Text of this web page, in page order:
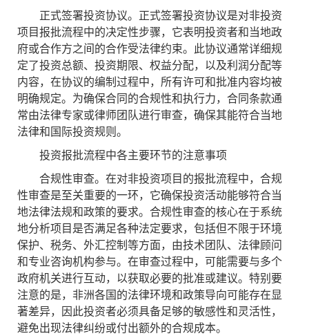
正式签署投资协议。正式签署投资协议是对非投资
项目报批流程中的决定性步骤，它表明投资者和当地政
府或合作方之间的合作受法律约束。此协议通常详细规
定了投资总额、投资期限、权益分配，以及利润分配等
内容，在协议的编制过程中，所有许可和批准内容均被
明确规定。为确保合同的合规性和执行力，合同条款通
常由法律专家或律师团队进行审查，确保其能符合当地
法律和国际投资规则。
投资报批流程中各主要环节的注意事项
合规性审查。在对非投资项目的报批流程中，合规
性审查是至关重要的一环，它确保投资活动能够符合当
地法律法规和政策的要求。合规性审查的核心在于系统
地分析项目是否满足各种法定要求，包括但不限于环境
保护、税务、外汇控制等方面，由技术团队、法律顾问
和专业咨询机构参与。在审查过程中，可能需要与多个
政府机关进行互动，以获取必要的批准或建议。特别要
注意的是，非洲各国的法律环境和政策导向可能存在显
著差异，因此投资者必须具备足够的敏感性和灵活性，
避免出现法律纠纷或付出额外的合规成本。